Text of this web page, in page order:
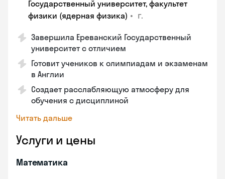
Государственный университет, факультет
физики (ядерная физика) • г.
Завершила Ереванский Государственный
университет с отличием
Готовит учеников к олимпиадам и экзаменам
в Англии
Создает расслабляющую атмосферу для
обучения с дисциплиной
Читать дальше
Услуги и цены
Математика